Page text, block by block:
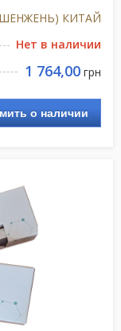
КИТАЙ
Нет в наличии
1 764,00 грн
о наличии